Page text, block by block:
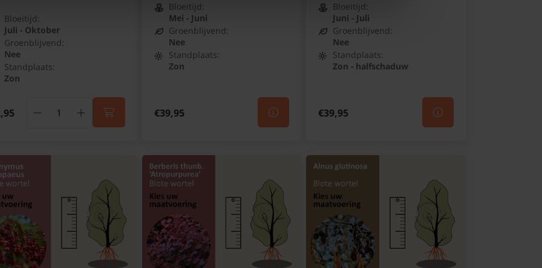
Bloeitijd:
Juli - Oktober
Groenblijvend:
Nee
Standplaats:
Zon
Bloeitijd:
Mei - Juni
Groenblijvend:
Nee
Standplaats:
Zon
€39,95
Bloeitijd:
Juni - Juli
Groenblijvend:
Nee
Standplaats:
Zon - halfschaduw
€39,95